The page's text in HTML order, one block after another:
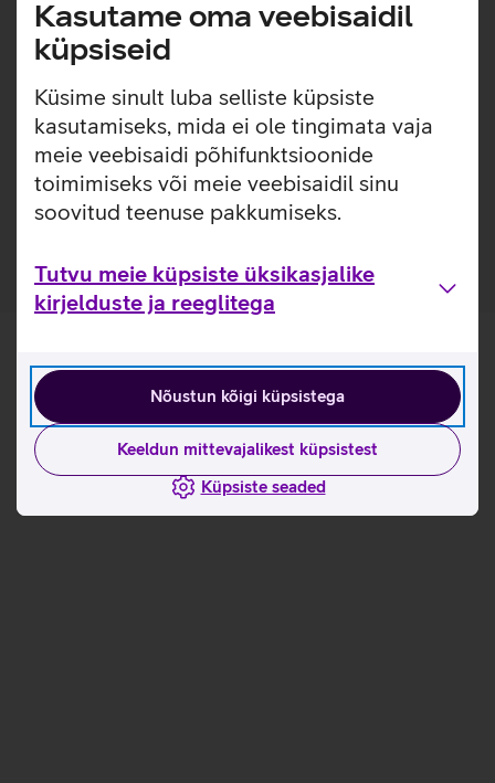
Kasutame oma veebisaidil
küpsiseid
Küsime sinult luba selliste küpsiste
kasutamiseks, mida ei ole tingimata vaja
meie veebisaidi põhifunktsioonide
toimimiseks või meie veebisaidil sinu
soovitud teenuse pakkumiseks.
Tutvu meie küpsiste üksikasjalike
kirjelduste ja reeglitega
Nõustun kõigi küpsistega
Keeldun mittevajalikest küpsistest
Küpsiste seaded
Õhuke, kerge ja lihtsasti kinnitatav ümbris, millel on
sisseehitatud MagSafe magnetid, mis muudavad ümbrise
kinnitamise ja eemaldamise väga lihtsaks. Ümbrisega on
võimalik kasutada Qi või MagSafe juhtmevaba laadimist
ilma seda eemaldamata. Lisaks saab ümbrise tagaküljele
mugavalt kinnitada ka rahatasku. Ümbris on mikrofiiber
sisuga, tagamaks telefonile kaitse mikrokriimustuste eest
juhuks, kui tolm ja mustus satuvad telefoni ja ümbrise
vahele.